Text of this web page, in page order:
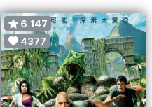
6.147
4377